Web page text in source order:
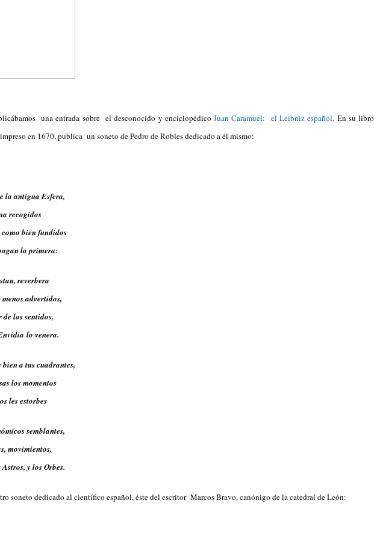
una entrada sobre el desconocido y enciclopédico Juan Caramuel: el Leibniz español. En su libro
en 1670, publica un soneto de Pedro de Robles dedicado a él mismo:
la antigua Esfera,
recogidos
bien fundidos
la primera:
reverbera
advertidos,
los sentidos,
lo venera.
bien a tus cuadrantes,
los momentos
les estorbes
semblantes,
movimientos,
y los Orbes.
soneto dedicado al científico español, éste del escritor Marcos Bravo, canónigo de la catedral de León: